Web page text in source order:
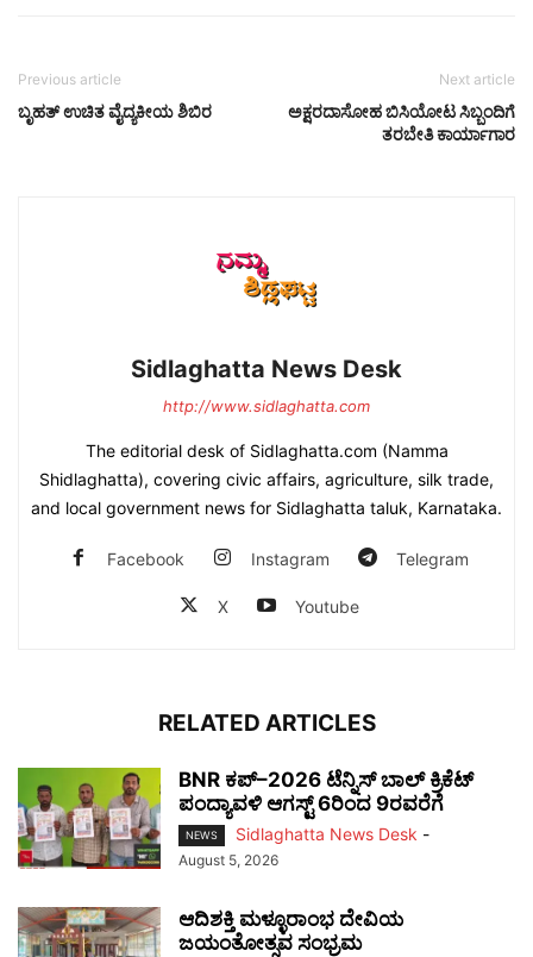
Previous article
ಬೃಹತ್ ಉಚಿತ ವೈದ್ಯಕೀಯ ಶಿಬಿರ
Next article
ಅಕ್ಷರದಾಸೋಹ ಬಿಸಿಯೋಟ ಸಿಬ್ಬಂದಿಗೆ
ತರಬೇತಿ ಕಾರ್ಯಾಗಾರ
Sidlaghatta News Desk
http://www.sidlaghatta.com
The editorial desk of Sidlaghatta.com (Namma
Shidlaghatta), covering civic affairs, agriculture, silk trade,
and local government news for Sidlaghatta taluk, Karnataka.
Facebook Instagram Telegram
X Youtube
RELATED ARTICLES
BNR ಕಪ್–2026 ಟೆನ್ನಿಸ್ ಬಾಲ್ ಕ್ರಿಕೆಟ್
ಪಂದ್ಯಾವಳಿ ಆಗಸ್ಟ್ 6ರಿಂದ 9ರವರೆಗೆ
NEWS Sidlaghatta News Desk -
August 5, 2026
ಆದಿಶಕ್ತಿ ಮಳ್ಳೂರಾಂಭ ದೇವಿಯ
ಜಯಂತೋತ್ಸವ ಸಂಭ್ರಮ